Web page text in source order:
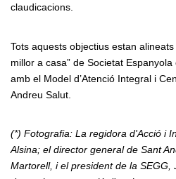
claudicacions.
Tots aquests objectius estan
millor a casa” de Societat
amb el Model d’Atenció Integral i
Andreu Salut.
(*) Fotografia: La regidora d'Acció i
Alsina; el director general de Sant
Martorell, i el president de la SEGG,